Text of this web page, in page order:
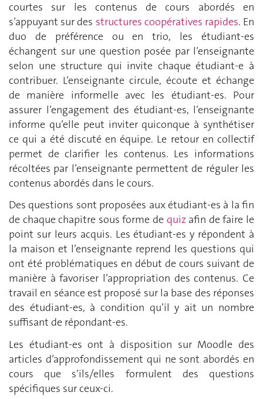
courtes sur les contenus de cours abordés en
s’appuyant sur des structures coopératives rapides. En
duo de préférence ou en trio, les étudiant-es
échangent sur une question posée par l’enseignante
selon une structure qui invite chaque étudiant-e à
contribuer. L’enseignante circule, écoute et échange
de manière informelle avec les étudiant-es. Pour
assurer l’engagement des étudiant-es, l’enseignante
informe qu’elle peut inviter quiconque à synthétiser
ce qui a été discuté en équipe. Le retour en collectif
permet de clarifier les contenus. Les informations
récoltées par l’enseignante permettent de réguler les
contenus abordés dans le cours.
Des questions sont proposées aux étudiant-es à la fin
de chaque chapitre sous forme de quiz afin de faire le
point sur leurs acquis. Les étudiant-es y répondent à
la maison et l’enseignante reprend les questions qui
ont été problématiques en début de cours suivant de
manière à favoriser l’appropriation des contenus. Ce
travail en séance est proposé sur la base des réponses
des étudiant-es, à condition qu’il y ait un nombre
suffisant de répondant-es.
Les étudiant-es ont à disposition sur Moodle des
articles d’approfondissement qui ne sont abordés en
cours que s’ils/elles formulent des questions
spécifiques sur ceux-ci.